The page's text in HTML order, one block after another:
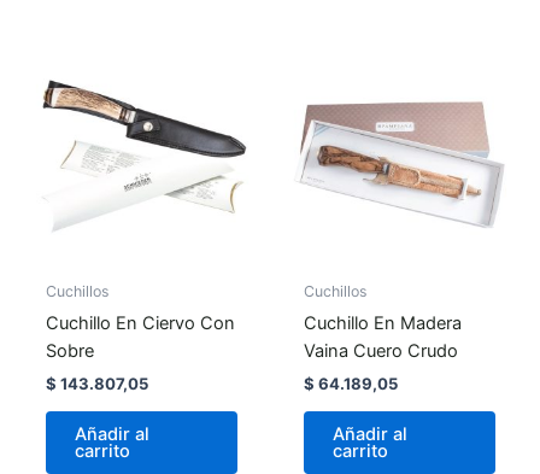
Cuchillos
Cuchillo En Ciervo Con
Sobre
$ 143.807,05
Añadir al
carrito
Cuchillos
Cuchillo En Madera
Vaina Cuero Crudo
$ 64.189,05
Añadir al
carrito